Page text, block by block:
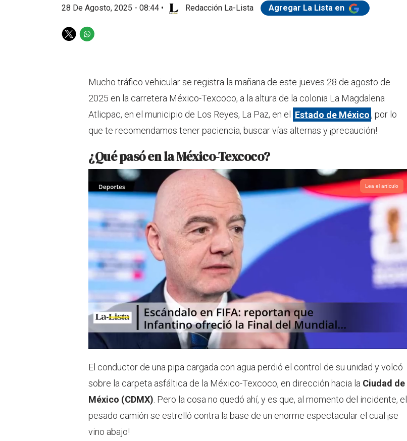
28 De Agosto, 2025 - 08:44 • Redacción La-Lista Agregar La Lista en
T
W
s
p
p
Mucho tráfico vehicular se registra la mañana de este jueves 28 de agosto de
2025 en la carretera México-Texcoco, a la altura de la colonia La Magdalena
Atlicpac, en el municipio de Los Reyes, La Paz, en el
Estado de México, por lo
que te recomendamos tener paciencia, buscar vías alternas y ¡precaución!
¿Qué pasó en la México-Texcoco?
Lea el artículo
El conductor de una pipa cargada con agua perdió el control de su unidad y volcó
sobre la carpeta asfáltica de la México-Texcoco, en dirección hacia la Ciudad de
México (CDMX) . Pero la cosa no quedó ahí, y es que, al momento del incidente, el
pesado camión se estrelló contra la base de un enorme espectacular el cual ¡se
vino abajo!